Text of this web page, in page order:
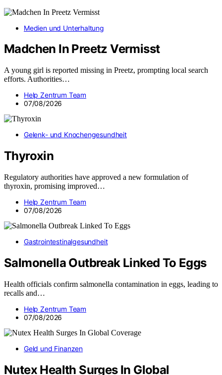
Medien und Unterhaltung
Madchen In Preetz Vermisst
A young girl is reported missing in Preetz, prompting local search
efforts. Authorities…
Help Zentrum Team
07/08/2026
Gelenk- und Knochengesundheit
Thyroxin
Regulatory authorities have approved a new formulation of
thyroxin, promising improved…
Help Zentrum Team
07/08/2026
Gastrointestinalgesundheit
Salmonella Outbreak Linked To Eggs
Health officials confirm salmonella contamination in eggs, leading to
recalls and…
Help Zentrum Team
07/08/2026
Geld und Finanzen
Nutex Health Surges In Global